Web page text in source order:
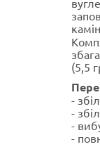
(5,5
​​-
-
-
-